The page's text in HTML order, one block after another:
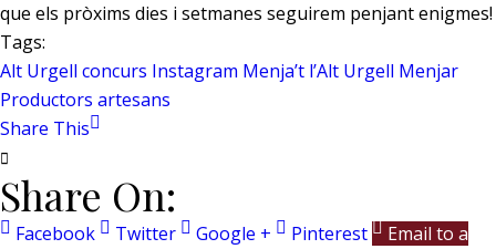
que els pròxims dies i setmanes seguirem penjant enigmes!
Tags:
Alt Urgell concurs Instagram Menja’t l’Alt Urgell Menjar
Productors artesans
Share This
Share On:
Facebook Twitter Google + Pinterest
Email to a